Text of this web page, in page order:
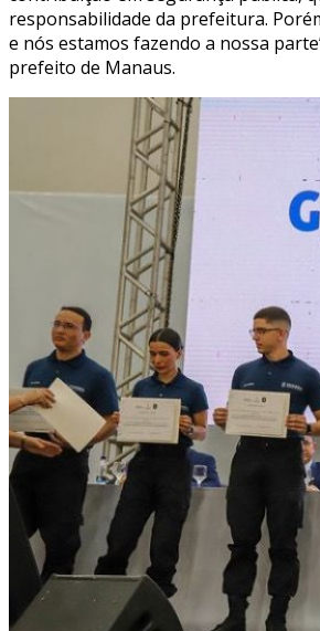
responsabilidade da prefeitura.
e nós estamos fazendo a nossa
prefeito de Manaus.